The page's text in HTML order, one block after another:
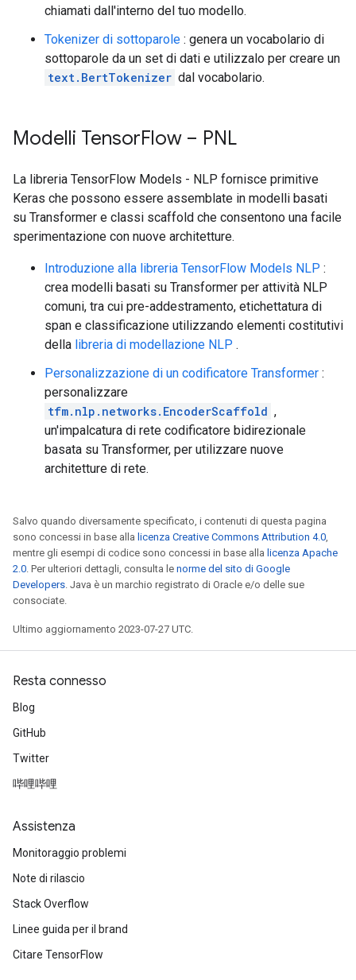
chiamati dall'interno del tuo modello.
Tokenizer di sottoparole : genera un vocabolario di
sottoparole da un set di dati e utilizzalo per creare un
text.BertTokenizer dal vocabolario.
Modelli TensorFlow – PNL
La libreria TensorFlow Models - NLP fornisce primitive
Keras che possono essere assemblate in modelli basati
su Transformer e classi scaffold che consentono una facile
sperimentazione con nuove architetture.
Introduzione alla libreria TensorFlow Models NLP :
crea modelli basati su Transformer per attività NLP
comuni, tra cui pre-addestramento, etichettatura di
span e classificazione utilizzando elementi costitutivi
della libreria di modellazione NLP .
Personalizzazione di un codificatore Transformer :
personalizzare
tfm.nlp.networks.EncoderScaffold ,
un'impalcatura di rete codificatore bidirezionale
basata su Transformer, per utilizzare nuove
architetture di rete.
Salvo quando diversamente specificato, i contenuti di questa pagina
sono concessi in base alla licenza Creative Commons Attribution 4.0,
mentre gli esempi di codice sono concessi in base alla licenza Apache
2.0. Per ulteriori dettagli, consulta le norme del sito di Google
Developers. Java è un marchio registrato di Oracle e/o delle sue
consociate.
Ultimo aggiornamento 2023-07-27 UTC.
Resta connesso
Blog
GitHub
Twitter
哔哩哔哩
Assistenza
Monitoraggio problemi
Note di rilascio
Stack Overflow
Linee guida per il brand
Citare TensorFlow